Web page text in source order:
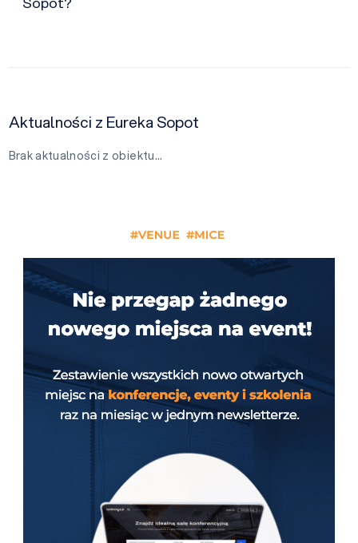
Aktualności z Eureka Sopot
Brak aktualności z obiektu…